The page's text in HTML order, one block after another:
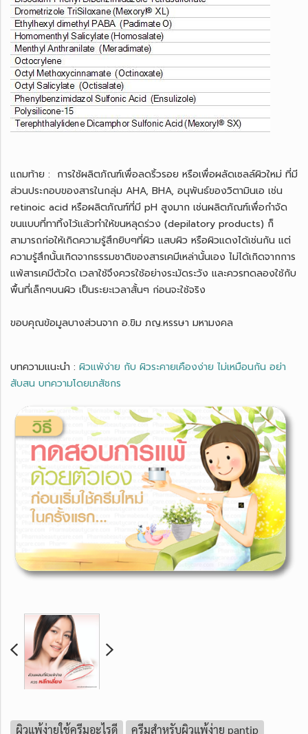
แถมท้าย : การใช้ผลิตภัณฑ์เพื่อลดริ้วรอย หรือเพื่อผลัดเซลล์ผิวใหม่ ที่มี
ส่วนประกอบของสารในกลุ่ม AHA, BHA, อนุพันธ์ของวิตามินเอ เช่น
retinoic acid หรือผลิตภัณฑ์ที่มี pH สูงมาก เช่นผลิตภัณฑ์เพื่อกำจัด
ขนแบบที่ทาทิ้งไว้แล้วทำให้ขนหลุดร่วง (depilatory products) ก็
สามารถก่อให้เกิดความรู้สึกยิบๆที่ผิว แสบผิว หรือผิวแดงได้เช่นกัน แต่
ความรู้สึกนั้นเกิดจากธรรมชาติของสารเคมีเหล่านั้นเอง ไม่ได้เกิดจากการ
แพ้สารเคมีตัวใด เวลาใช้จึงควรใช้อย่างระมัดระวัง และควรทดลองใช้กับ
พื้นที่เล็กๆบนผิว เป็นระยะเวลาสั้นๆ ก่อนจะใช้จริง
ขอบคุณข้อมูลบางส่วนจาก อ.ขิม ภญ.หรรษา มหามงคล
บทความแนะนำ : ผิวแพ้ง่าย กับ ผิวระคายเคืองง่าย ไม่เหมือนกัน อย่า
สับสน บทความโดยเภสัชกร
ผิวแพ้ง่ายใช้ครีมอะไรดี
ครีมสำหรับผิวแพ้ง่าย pantip